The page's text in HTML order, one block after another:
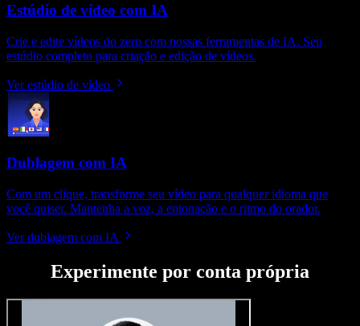
Estúdio de vídeo com IA
Crie e edite vídeos do zero com nossas ferramentas de IA. Seu
estúdio completo para criação e edição de vídeos.
Ver estúdio de vídeo
Dublagem com IA
Com um clique, transforme seu vídeo para qualquer idioma que
você quiser. Mantenha a voz, a entonação e o ritmo do orador.
Ver dublagem com IA
Experimente por conta própria